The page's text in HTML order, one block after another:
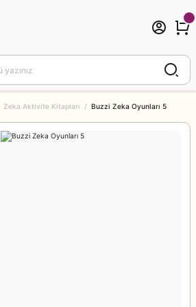
Zeka Aktivite Kitapları Buzzi Zeka Oyunları 5